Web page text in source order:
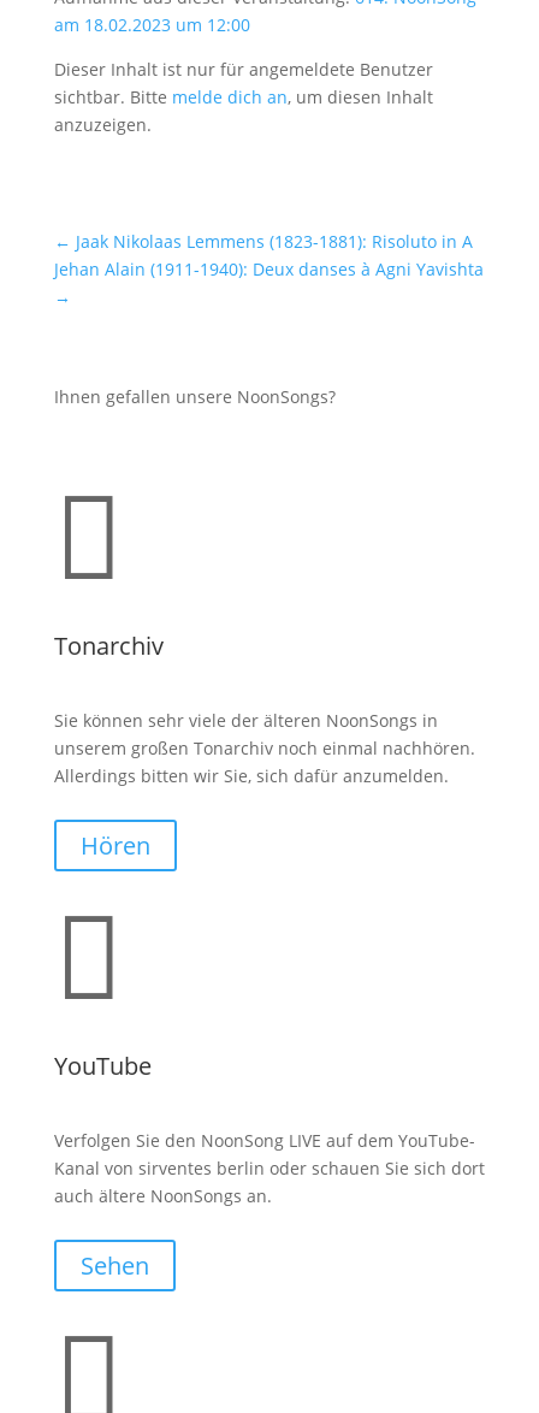
am 18.02.2023 um 12:00
Dieser Inhalt ist nur für angemeldete Benutzer
sichtbar. Bitte melde dich an, um diesen Inhalt
anzuzeigen.
← Jaak Nikolaas Lemmens (1823-1881): Risoluto in A
Jehan Alain (1911-1940): Deux danses à Agni Yavishta
→
Ihnen gefallen unsere NoonSongs?

Tonarchiv
Sie können sehr viele der älteren NoonSongs in
unserem großen Tonarchiv noch einmal nachhören.
Allerdings bitten wir Sie, sich dafür anzumelden.
Hören

YouTube
Verfolgen Sie den NoonSong LIVE auf dem YouTube-
Kanal von sirventes berlin oder schauen Sie sich dort
auch ältere NoonSongs an.
Sehen
